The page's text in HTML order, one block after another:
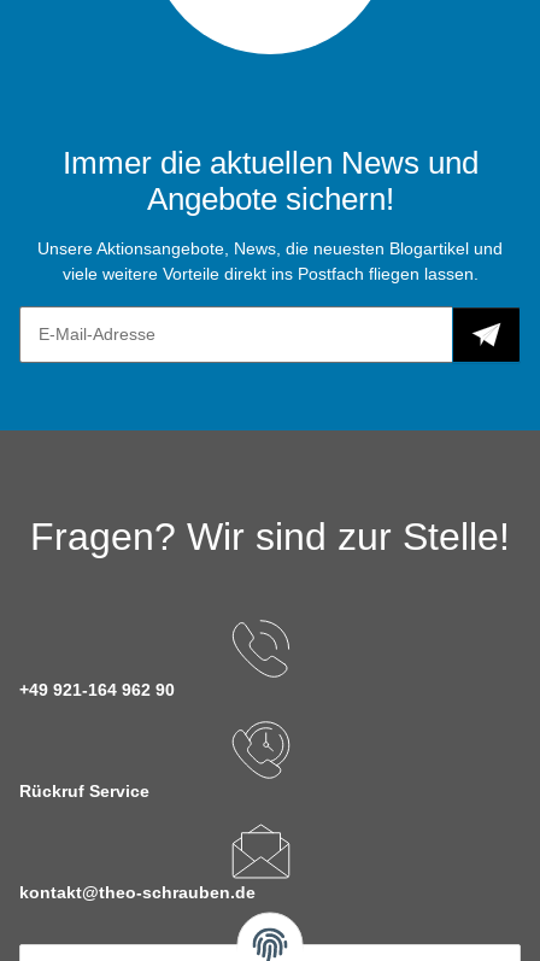
Immer die aktuellen News und
Angebote sichern!
Unsere Aktionsangebote, News, die neuesten Blogartikel und
viele weitere Vorteile direkt ins Postfach fliegen lassen.
Fragen? Wir sind zur Stelle!
+49 921-164 962 90
Rückruf Service
kontakt@theo-schrauben.de